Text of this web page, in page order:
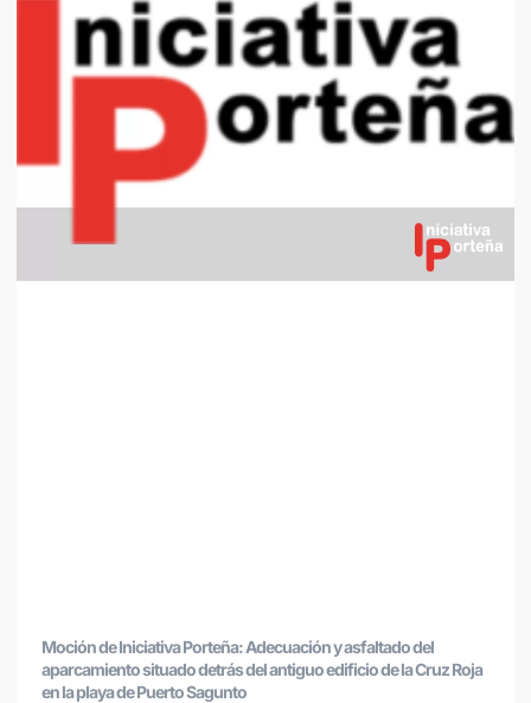
Moción de Iniciativa Porteña: Adecuación y asfaltado del
aparcamiento situado detrás del antiguo edificio de la Cruz Roja
en la playa de Puerto Sagunto